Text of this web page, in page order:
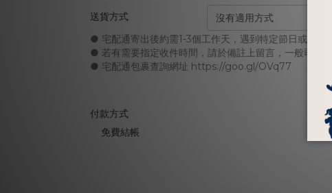
送貨方式
● 宅配通寄出後約需1-3個工作天，遇到特定節日或意外
● 若有需要指定收件時間，請於備註上留言，一般司機
● 宅配通包裹查詢網址 https://goo.gl/OVq77
付款方式
免費結帳